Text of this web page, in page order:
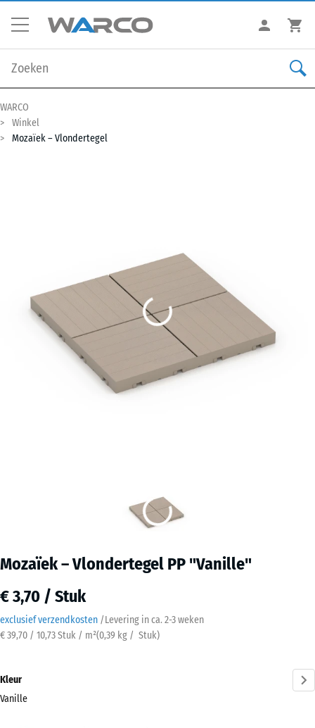
WARCO
Winkel
Mozaïek – Vlondertegel
Mozaïek – Vlondertegel PP "Vanille"
€ 3,70 / Stuk
exclusief verzendkosten /Levering in ca. 2-3 weken
€ 39,70 / 10,73 Stuk / m²(0,39 kg / Stuk)
Kleur
Vanille